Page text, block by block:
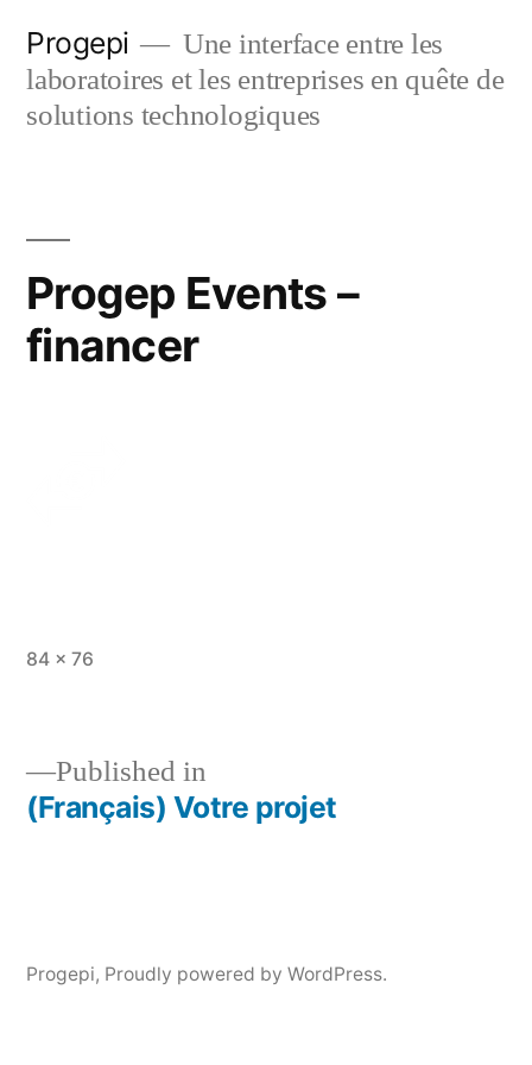
content
Progepi
Une interface entre les
laboratoires et les entreprises en quête de
solutions technologiques
Progep Events –
financer
Full
84 × 76
Post
Published in
(Français) Votre projet
Progepi, Proudly powered by WordPress.